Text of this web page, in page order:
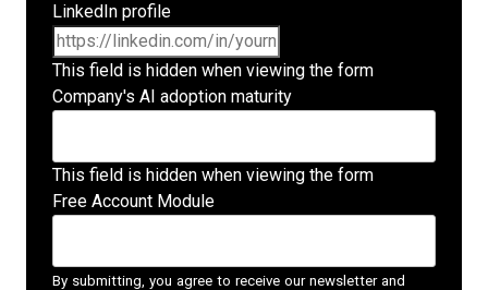
LinkedIn profile
This field is hidden when viewing the form
Company's AI adoption maturity
This field is hidden when viewing the form
Free Account Module
By submitting, you agree to receive our newsletter and